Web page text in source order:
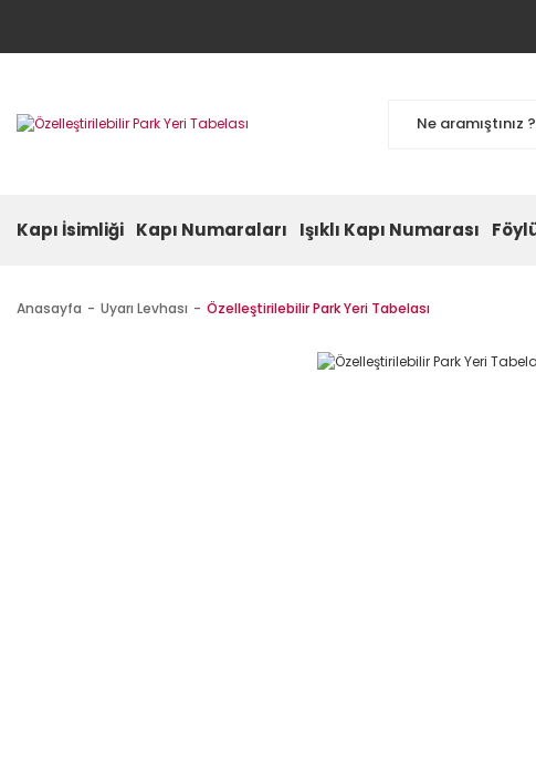
Kapı İsimliği Kapı Numaraları Işıklı Kapı Numarası
Anasayfa Uyarı Levhası Özelleştirilebilir Park Yeri Tabelası